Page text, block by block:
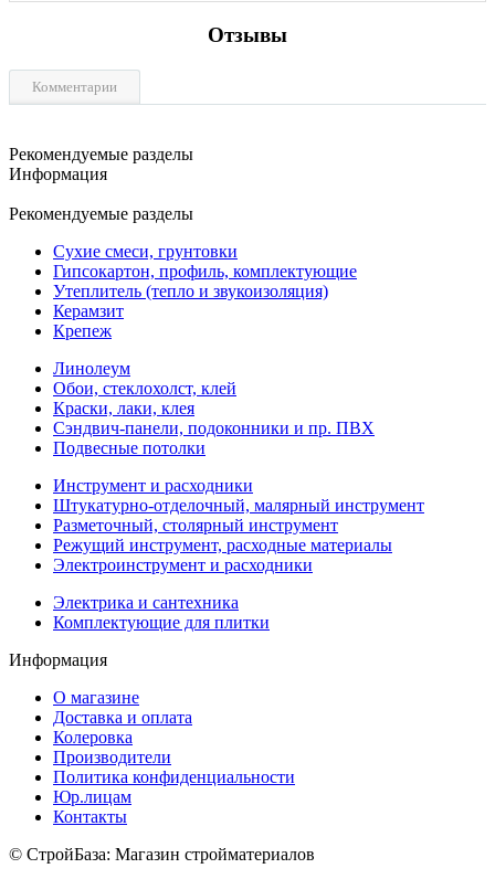
Отзывы
Комментарии
Рекомендуемые разделы
Информация
Рекомендуемые разделы
Сухие смеси, грунтовки
Гипсокартон, профиль, комплектующие
Утеплитель (тепло и звукоизоляция)
Керамзит
Крепеж
Линолеум
Обои, стеклохолст, клей
Краски, лаки, клея
Сэндвич-панели, подоконники и пр. ПВХ
Подвесные потолки
Инструмент и расходники
Штукатурно-отделочный, малярный инструмент
Разметочный, столярный инструмент
Режущий инструмент, расходные материалы
Электроинструмент и расходники
Электрика и сантехника
Комплектующие для плитки
Информация
О магазине
Доставка и оплата
Колеровка
Производители
Политика конфиденциальности
Юр.лицам
Контакты
© СтройБаза: Магазин стройматериалов